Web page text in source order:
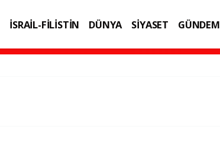
İSRAİL-FİLİSTİN DÜNYA SİYASET GÜNDEM